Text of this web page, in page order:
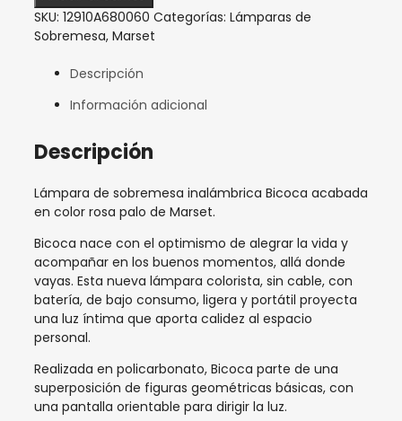
SKU: 12910A680060 Categorías: Lámparas de
Sobremesa, Marset
Descripción
Información adicional
Descripción
Lámpara de sobremesa inalámbrica Bicoca acabada
en color rosa palo de Marset.
Bicoca nace con el optimismo de alegrar la vida y
acompañar en los buenos momentos, allá donde
vayas. Esta nueva lámpara colorista, sin cable, con
batería, de bajo consumo, ligera y portátil proyecta
una luz íntima que aporta calidez al espacio
personal.
Realizada en policarbonato, Bicoca parte de una
superposición de figuras geométricas básicas, con
una pantalla orientable para dirigir la luz.